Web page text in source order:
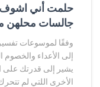
حلمت أني اشوف
جالسات محلهن
وفقًا لموسوعات تفسير
إلى الأعداء والخصوم
يشير إلى قدرتك على
الأخرى اللتي لم